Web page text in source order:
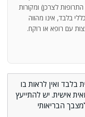
לצרכן) ומקורות
בלבד, אינו מהווה
עם רופא או רוקח.
בלבד ואין לראות בו
אישית. יש להתייעץ
הבריאותי